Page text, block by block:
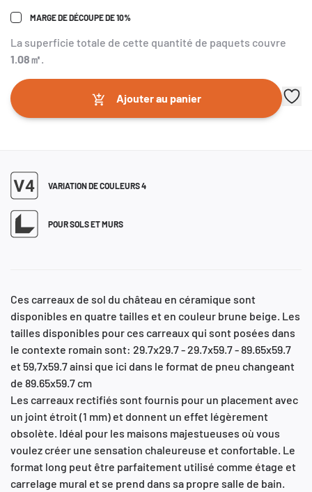
MARGE DE DÉCOUPE DE 10%
La superficie totale de cette quantité de paquets couvre
1.08㎡.
Ajouter au panier
VARIATION DE COULEURS 4
POUR SOLS ET MURS
Ces carreaux de sol du château en céramique sont
disponibles en quatre tailles et en couleur brune beige. Les
tailles disponibles pour ces carreaux qui sont posées dans
le contexte romain sont: 29.7x29.7 - 29.7x59.7 - 89.65x59.7
et 59,7x59.7 ainsi que ici dans le format de pneu changeant
de 89.65x59.7 cm
Les carreaux rectifiés sont fournis pour un placement avec
un joint étroit (1 mm) et donnent un effet légèrement
obsolète. Idéal pour les maisons majestueuses où vous
voulez créer une sensation chaleureuse et confortable. Le
format long peut être parfaitement utilisé comme étage et
carrelage mural et se prend dans sa propre salle de bain.